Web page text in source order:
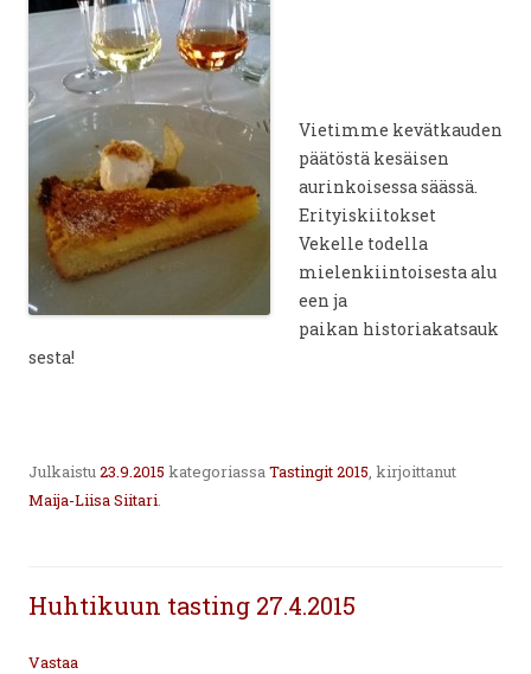
Vietimme kevätkauden
päätöstä kesäisen
aurinkoisessa säässä.
Erityiskiitokset
Vekelle todella
mielenkiintoisesta alu
een ja
paikan historiakatsauk
sesta!
Julkaistu23.9.2015 kategoriassaTastingit 2015, kirjoittanut
Maija-Liisa Siitari.
Huhtikuun tasting 27.4.2015
Vastaa